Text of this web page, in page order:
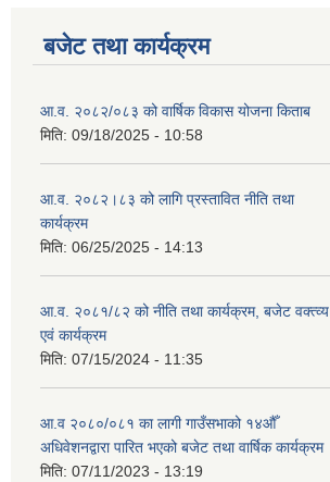
बजेट तथा कार्यक्रम
आ.व. २०८२/०८३ को वार्षिक विकास योजना किताब
मिति: 09/18/2025 - 10:58
आ.व. २०८२।८३ को लागि प्रस्तावित नीति तथा
कार्यक्रम
मिति: 06/25/2025 - 14:13
आ.व. २०८१/८२ को नीति तथा कार्यक्रम, बजेट वक्त्व्य
एवं कार्यक्रम
मिति: 07/15/2024 - 11:35
आ.व २०८०/०८१ का लागी गाउँसभाको १४औँ
अधिवेशनद्वारा पारित भएको बजेट तथा वार्षिक कार्यक्रम
मिति: 07/11/2023 - 13:19